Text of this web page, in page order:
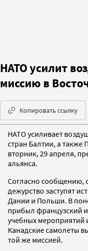
НАТО усилит
миссию в
Копировать ссылку
НАТО усиливает
стран Балтии, а
вторник, 29 апреля,
альянса.
Согласно сообщению,
дежурство заступят
Дании и Польши. В
прибыл французский
учебных мероприятий
Канадские самолеты
той же миссией.